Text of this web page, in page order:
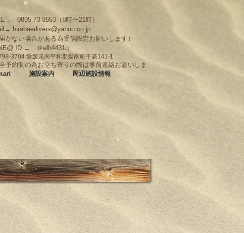
0895-73-8553（8時〜21時）
hirabaedivers@yahoo.co.jp
届かない場合がある為受信設定お願いします）
ID → ＠elh4431q
3704 愛媛県南宇和郡愛南町平碆141-1
予約制の為お立ち寄りの際は事前連絡お願いしま
施設案内 周辺施設情報